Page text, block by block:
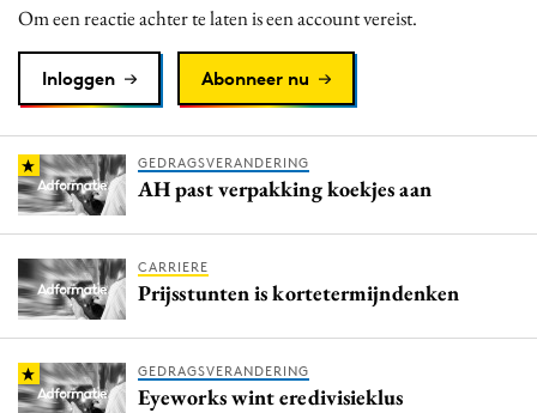
Purpose Marketing
Reputatie & crisis
Om een reactie achter te laten is een account vereist.
Inloggen Abonneer nu
GEDRAGSVERANDERING
AH past verpakking koekjes aan
CARRIERE
Prijsstunten is kortetermijndenken
GEDRAGSVERANDERING
Eyeworks wint eredivisieklus